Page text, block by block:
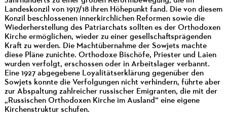
Landeskonzil von 1917/18 ihren Höhepunkt fand. Die von diesem
Konzil beschlossenen innerkirchlichen Reformen sowie die
Wiederherstellung des Patriarchats sollten es der Orthodoxen
Kirche ermöglichen, wieder zu einer gesellschaftsprägenden
Kraft zu werden. Die Machtübernahme der Sowjets machte
diese Pläne zunichte. Orthodoxe Bischöfe, Priester und Laien
wurden verfolgt, erschossen oder in Arbeitslager verbannt.
Eine 1927 abgegebene Loyalitätserklärung gegenüber den
Sowjets konnte die Verfolgungen nicht verhindern, führte aber
zur Abspaltung zahlreicher russischer Emigranten, die mit der
„Russischen Orthodoxen Kirche im Ausland“ eine eigene
Kirchenstruktur schufen.